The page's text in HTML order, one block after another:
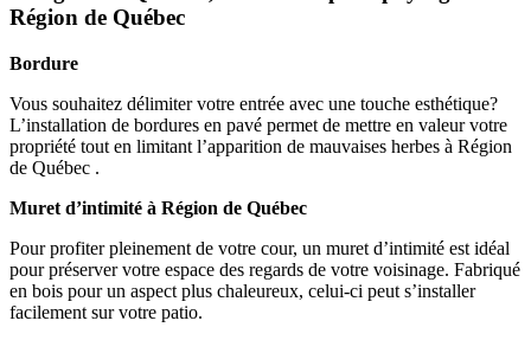
Région de Québec
Bordure
Vous souhaitez délimiter votre entrée avec une touche esthétique?
L’installation de bordures en pavé permet de mettre en valeur votre
propriété tout en limitant l’apparition de mauvaises herbes à Région
de Québec .
Muret d’intimité à Région de Québec
Pour profiter pleinement de votre cour, un muret d’intimité est idéal
pour préserver votre espace des regards de votre voisinage. Fabriqué
en bois pour un aspect plus chaleureux, celui-ci peut s’installer
facilement sur votre patio.